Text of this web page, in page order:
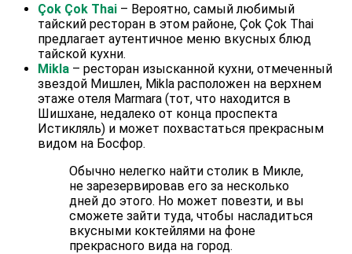
Çok Çok Thai – Вероятно, самый любимый
тайский ресторан в этом районе, Çok Çok Thai
предлагает аутентичное меню вкусных блюд
тайской кухни.
Mikla – ресторан изысканной кухни, отмеченный
звездой Мишлен, Mikla расположен на верхнем
этаже отеля Marmara (тот, что находится в
Шишхане, недалеко от конца проспекта
Истикляль) и может похвастаться прекрасным
видом на Босфор.
Обычно нелегко найти столик в Микле,
не зарезервировав его за несколько
дней до этого. Но может повезти, и вы
сможете зайти туда, чтобы насладиться
вкусными коктейлями на фоне
прекрасного вида на город.